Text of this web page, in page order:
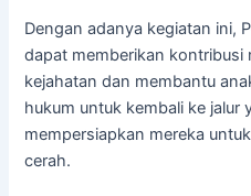
Dengan adanya kegiatan ini,
dapat memberikan kontribusi
kejahatan dan membantu
hukum untuk kembali ke jalur
mempersiapkan mereka
cerah.